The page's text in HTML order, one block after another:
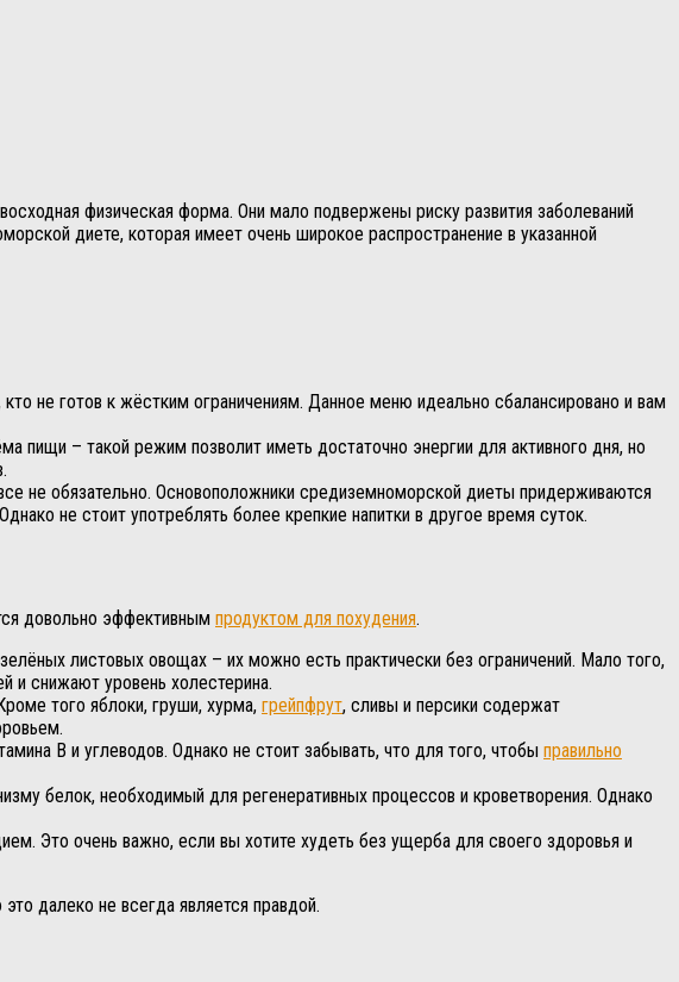
физическая форма. Они мало подвержены риску развития заболеваний
диете, которая имеет очень широкое распространение в указанной
не готов к жёстким ограничениям. Данное меню идеально сбалансировано и вам
пищи – такой режим позволит иметь достаточно энергии для активного дня, но
не обязательно. Основоположники средиземноморской диеты придерживаются
не стоит употреблять более крепкие напитки в другое время суток.
довольно эффективным продуктом для похудения.
листовых овощах – их можно есть практически без ограничений. Мало того,
и снижают уровень холестерина.
того яблоки, груши, хурма, грейпфрут, сливы и персики содержат
В и углеводов. Однако не стоит забывать, что для того, чтобы правильно
белок, необходимый для регенеративных процессов и кроветворения. Однако
Это очень важно, если вы хотите худеть без ущерба для своего здоровья и
далеко не всегда является правдой.